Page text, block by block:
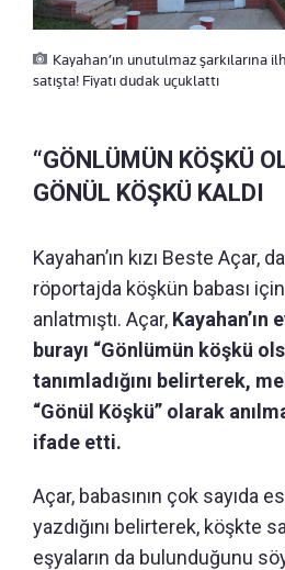
Kayahan’ın unutulmaz şarkılarına
satışta! Fiyatı dudak uçuklattı
“GÖNLÜMÜN KÖŞKÜ
GÖNÜL KÖŞKÜ KALDI
Kayahan’ın kızı Beste Açar,
röportajda köşkün babası için
anlatmıştı. Açar,
burayı “Gönlümün köşkü
tanımladığını belirterek,
“Gönül Köşkü” olarak
ifade etti.
Açar, babasının çok sayıda
yazdığını belirterek, köşkte
eşyaların da bulunduğunu